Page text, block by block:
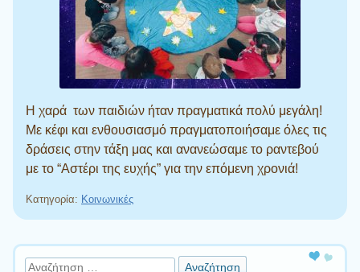
Η χαρά των παιδιών ήταν πραγματικά πολύ μεγάλη!
Με κέφι και ενθουσιασμό πραγματοποιήσαμε όλες τις
δράσεις στην τάξη μας και ανανεώσαμε το ραντεβού
με το “Αστέρι της ευχής” για την επόμενη χρονιά!
Κατηγορία: Κοινωνικές
Πλοήγηση άρθρων
Αναζήτηση